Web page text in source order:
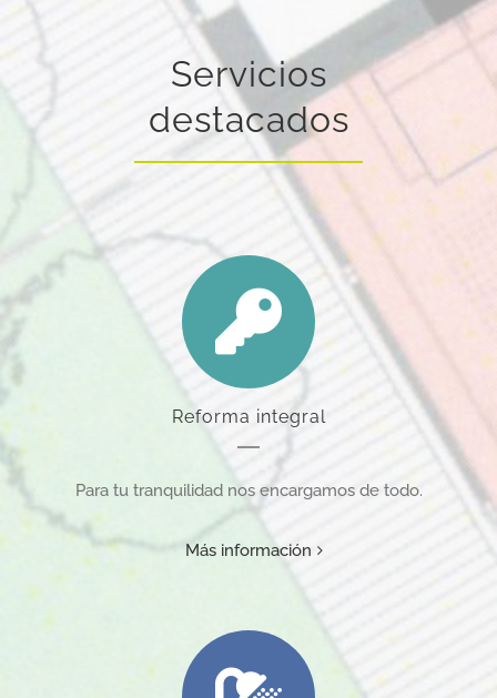
Servicios
destacados
Reforma integral
Para tu tranquilidad nos encargamos de todo.
Más información